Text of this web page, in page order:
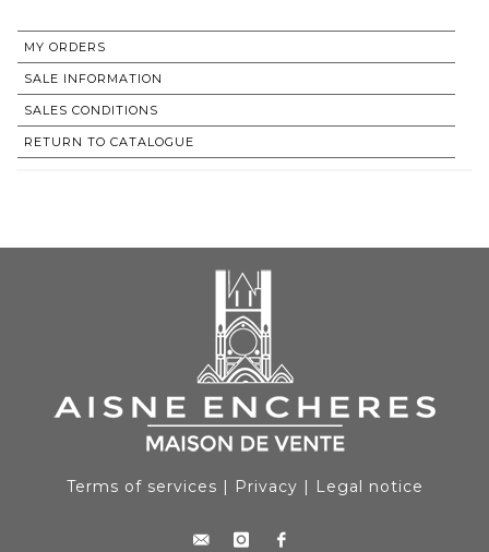
MY ORDERS
SALE INFORMATION
SALES CONDITIONS
RETURN TO CATALOGUE
Terms of services | Privacy | Legal notice